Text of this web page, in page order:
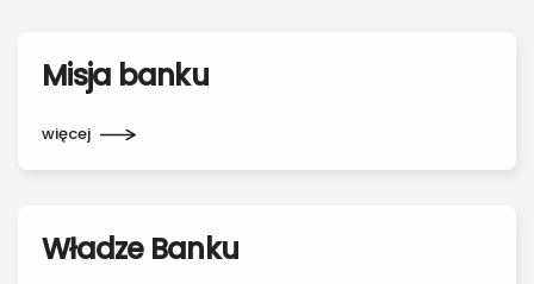
Misja banku
więcej
Władze Banku